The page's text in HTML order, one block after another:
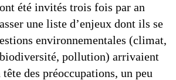
été invités trois fois par an
une liste d’enjeux dont ils se
environnementales (climat,
pollution) arrivaient
des préoccupations, un peu